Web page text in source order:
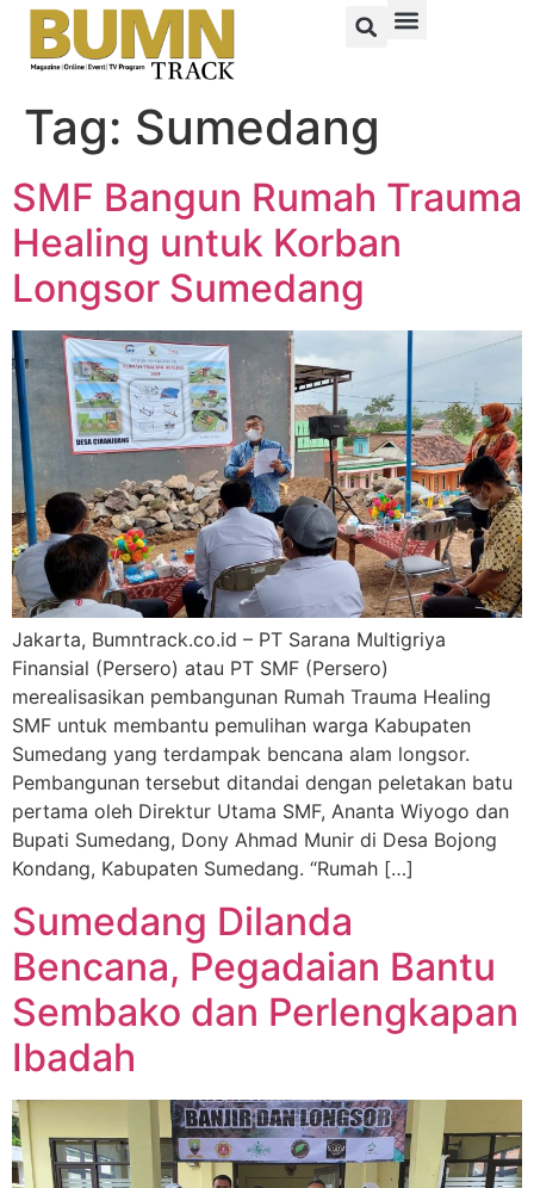
Tag: Sumedang
SMF Bangun Rumah Trauma
Healing untuk Korban
Longsor Sumedang
Jakarta, Bumntrack.co.id – PT Sarana Multigriya
Finansial (Persero) atau PT SMF (Persero)
merealisasikan pembangunan Rumah Trauma Healing
SMF untuk membantu pemulihan warga Kabupaten
Sumedang yang terdampak bencana alam longsor.
Pembangunan tersebut ditandai dengan peletakan batu
pertama oleh Direktur Utama SMF, Ananta Wiyogo dan
Bupati Sumedang, Dony Ahmad Munir di Desa Bojong
Kondang, Kabupaten Sumedang. “Rumah […]
Sumedang Dilanda
Bencana, Pegadaian Bantu
Sembako dan Perlengkapan
Ibadah